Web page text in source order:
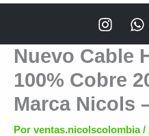
Nuevo Cable
100% Cobre
Marca Nicols
Por ventas.nicolscolombia/